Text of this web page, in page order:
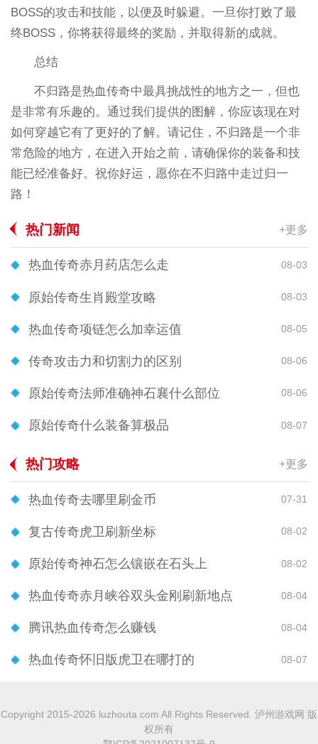
BOSS的攻击和技能，以便及时躲避。一旦你打败了最
终BOSS，你将获得最终的奖励，并取得新的成就。
总结
不归路是热血传奇中最具挑战性的地方之一，但也
是非常有乐趣的。通过我们提供的图解，你应该现在对
如何穿越它有了更好的了解。请记住，不归路是一个非
常危险的地方，在进入开始之前，请确保你的装备和技
能已经准备好。祝你好运，愿你在不归路中走过归一
路！
热门新闻 +更多
热血传奇赤月药店怎么走 08-03
原始传奇生肖殿堂攻略 08-03
热血传奇项链怎么加幸运值 08-05
传奇攻击力和切割力的区别 08-06
原始传奇法师准确神石襄什么部位 08-06
原始传奇什么装备算极品 08-07
热门攻略 +更多
热血传奇去哪里刷金币 07-31
复古传奇虎卫刷新坐标 08-02
原始传奇神石怎么镶嵌在石头上 08-02
热血传奇赤月峡谷双头金刚刷新地点 08-04
腾讯热血传奇怎么赚钱 08-04
热血传奇怀旧版虎卫在哪打的 08-07
Copyright 2015-2026 luzhouta.com All Rights Reserved. 泸州游戏网 版
权所有